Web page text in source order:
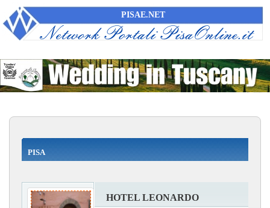
PISAE.NET
PISA
HOTEL LEONARDO